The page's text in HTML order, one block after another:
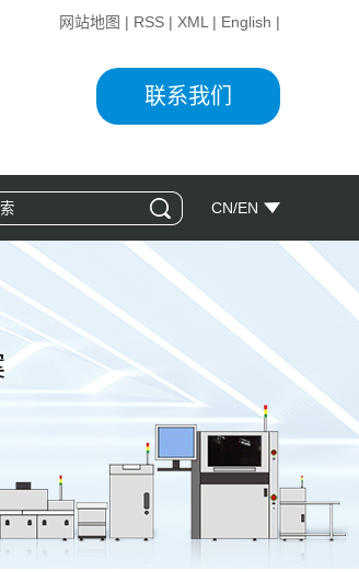
网站地图 | RSS | XML | English |
联系我们
CN/EN